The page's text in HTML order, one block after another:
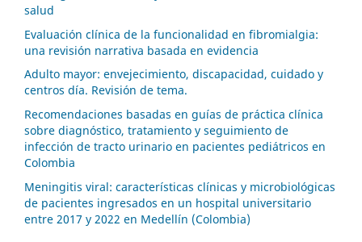
salud
Evaluación clínica de la funcionalidad en fibromialgia:
una revisión narrativa basada en evidencia
Adulto mayor: envejecimiento, discapacidad, cuidado y
centros día. Revisión de tema.
Recomendaciones basadas en guías de práctica clínica
sobre diagnóstico, tratamiento y seguimiento de
infección de tracto urinario en pacientes pediátricos en
Colombia
Meningitis viral: características clínicas y microbiológicas
de pacientes ingresados en un hospital universitario
entre 2017 y 2022 en Medellín (Colombia)